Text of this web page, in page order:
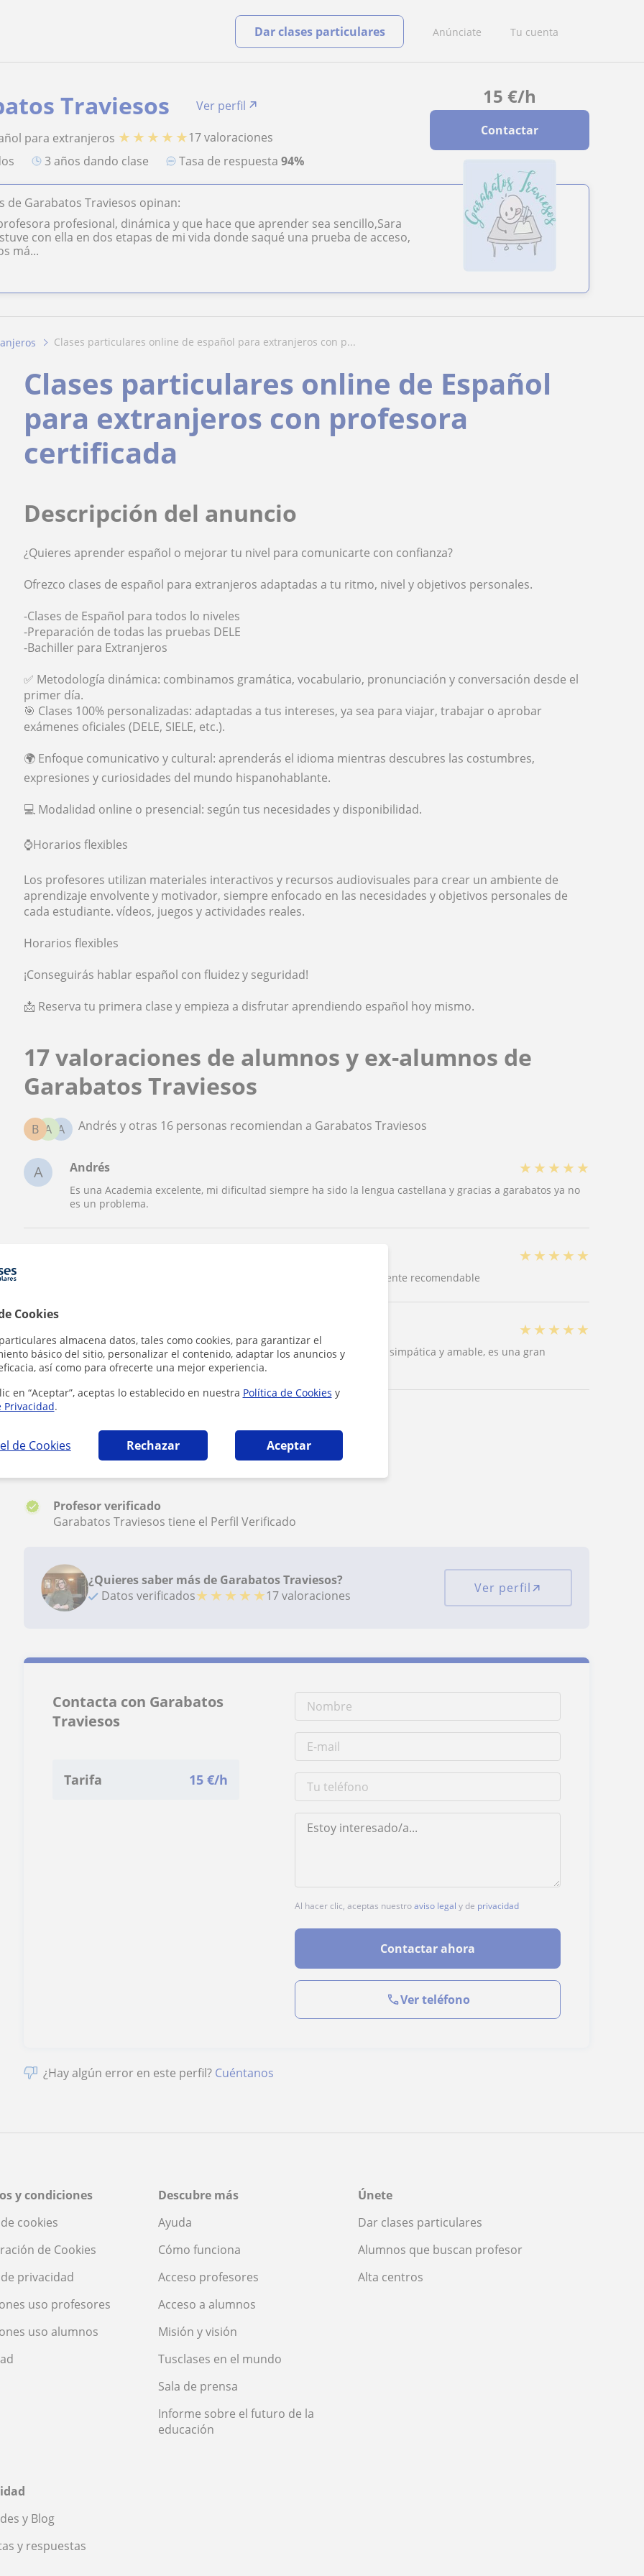
Cookies
almacena datos, tales como cookies, para garantizar el
básico del sitio, personalizar el contenido, adaptar los anuncios y
así como para ofrecerte una mejor experiencia.
en “Aceptar”, aceptas lo establecido en nuestra Política de Cookies y
Privacidad.
de Cookies Rechazar Aceptar
Anúnciate Tu cuenta
Dar clases particulares
15 €/h
Contactar
Traviesos Ver perfil
para extranjeros ★ ★ ★ ★ ★17 valoraciones
3 años dando clase Tasa de respuesta94%
de Garabatos Traviesos opinan:
profesional, dinámica y que hace que aprender sea sencillo,Sara
con ella en dos etapas de mi vida donde saqué una prueba de acceso,
má...
clases particulares online de español para extranjeros con p...
Clases particulares online de Español
para extranjeros con profesora
certificada
Descripción del anuncio
¿Quieres aprender español o mejorar tu nivel para comunicarte con confianza?
Ofrezco clases de español para extranjeros adaptadas a tu ritmo, nivel y objetivos personales.
-Clases de Español para todos lo niveles
-Preparación de todas las pruebas DELE
-Bachiller para Extranjeros
✅ Metodología dinámica: combinamos gramática, vocabulario, pronunciación y conversación desde el
primer día.
🎯 Clases 100% personalizadas: adaptadas a tus intereses, ya sea para viajar, trabajar o aprobar
exámenes oficiales (DELE, SIELE, etc.).
🌍 Enfoque comunicativo y cultural: aprenderás el idioma mientras descubres las costumbres,
expresiones y curiosidades del mundo hispanohablante.
💻 Modalidad online o presencial: según tus necesidades y disponibilidad.
⌚Horarios flexibles
Los profesores utilizan materiales interactivos y recursos audiovisuales para crear un ambiente de
aprendizaje envolvente y motivador, siempre enfocado en las necesidades y objetivos personales de
cada estudiante. vídeos, juegos y actividades reales.
Horarios flexibles
¡Conseguirás hablar español con fluidez y seguridad!
📩 Reserva tu primera clase y empieza a disfrutar aprendiendo español hoy mismo.
17 valoraciones de alumnos y ex-alumnos de
Garabatos Traviesos
A
A
B Andrés y otras 16 personas recomiendan a Garabatos Traviesos
A Andrés ★ ★ ★ ★ ★
Es una Academia excelente, mi dificultad siempre ha sido la lengua castellana y gracias a garabatos ya no
es un problema.
★ ★ ★ ★ ★
Profesionalidad, compromiso, dedicación y resultados completamente recomendable
B ★ ★ ★ ★ ★
Clases muy amenas, magnífico método de enseñanza, ella es muy simpática y amable, es una gran
profesional
Ver todas las valoraciones
Reconocimientos
Profesor verificado
Garabatos Traviesos tiene el Perfil Verificado
¿Quieres saber más de Garabatos Traviesos?
Datos verificados★ ★ ★ ★ ★17 valoraciones Ver perfil
Contacta con Garabatos
Traviesos
Tarifa 15 €/h
Al hacer clic, aceptas nuestroaviso legal y de privacidad
Contactar ahora
Ver teléfono
¿Hay algún error en este perfil? Cuéntanos
y condiciones
cookies
de Cookies
privacidad
uso profesores
uso alumnos
Descubre más
Ayuda
Cómo funciona
Acceso profesores
Acceso a alumnos
Misión y visión
Tusclases en el mundo
Sala de prensa
Informe sobre el futuro de la
educación
Únete
Dar clases particulares
Alumnos que buscan profesor
Alta centros
y Blog
y respuestas